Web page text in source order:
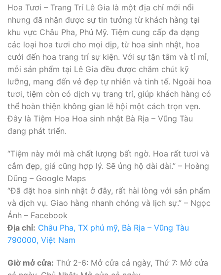
Hoa Tươi – Trang Trí Lê Gia là một địa chỉ mới nổi
nhưng đã nhận được sự tin tưởng từ khách hàng tại
khu vực Châu Pha, Phú Mỹ. Tiệm cung cấp đa dạng
các loại hoa tươi cho mọi dịp, từ hoa sinh nhật, hoa
cưới đến hoa trang trí sự kiện. Với sự tận tâm và tỉ mỉ,
mỗi sản phẩm tại Lê Gia đều được chăm chút kỹ
lưỡng, mang đến vẻ đẹp tự nhiên và tinh tế. Ngoài hoa
tươi, tiệm còn có dịch vụ trang trí, giúp khách hàng có
thể hoàn thiện không gian lễ hội một cách trọn vẹn.
Đây là Tiệm Hoa Hoa sinh nhật Bà Rịa – Vũng Tàu
đang phát triển.
“Tiệm này mới mà chất lượng bất ngờ. Hoa rất tươi và
cắm đẹp, giá cũng hợp lý. Sẽ ủng hộ dài dài.” – Hoàng
Dũng – Google Maps
“Đã đặt hoa sinh nhật ở đây, rất hài lòng với sản phẩm
và dịch vụ. Giao hàng nhanh chóng và lịch sự.” – Ngọc
Ánh – Facebook
Địa chỉ: Châu Pha, TX phú mỹ, Bà Rịa – Vũng Tàu
790000, Việt Nam
Giờ mở cửa: Thứ 2-6: Mở cửa cả ngày, Thứ 7: Mở cửa